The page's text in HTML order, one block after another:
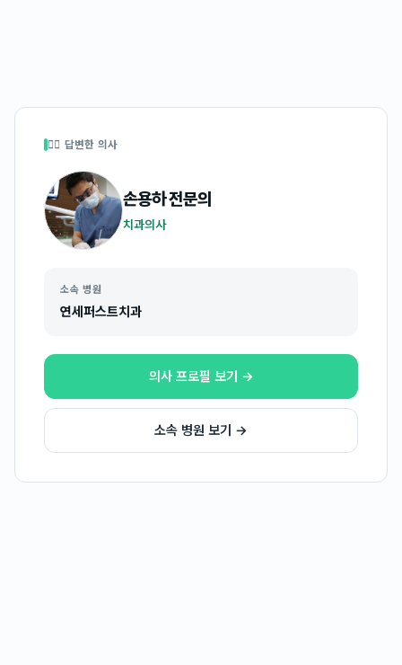
👩‍⚕️ 답변한 의사
손용하전문의
치과의사
소속 병원
연세퍼스트치과
의사 프로필 보기 →
소속 병원 보기 →